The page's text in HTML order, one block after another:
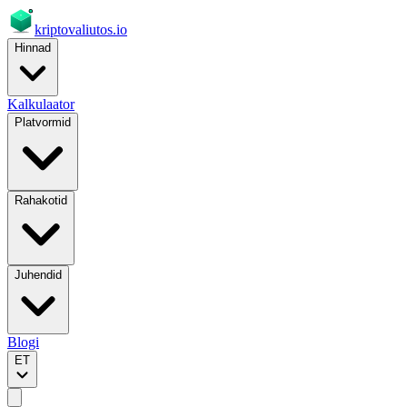
kriptovaliutos.io
Hinnad
Kalkulaator
Platvormid
Rahakotid
Juhendid
Blogi
ET